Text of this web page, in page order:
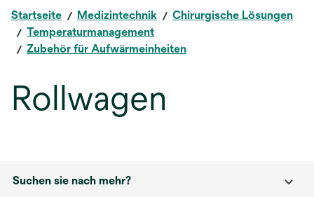
Startseite Medizintechnik
Chirurgische Lösungen
Temperaturmanagement
Zubehör für Aufwärmeinheiten
Rollwagen
Suchen sie nach mehr?